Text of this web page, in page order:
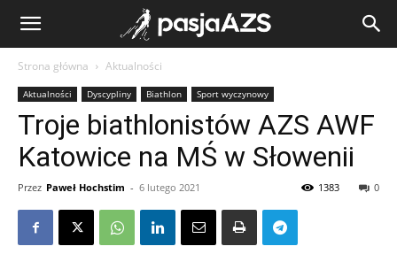
Strona główna Aktualności
Aktualności Dyscypliny Biathlon Sport wyczynowy
Troje biathlonistów AZS AWF
Katowice na MŚ w Słowenii
Przez Paweł Hochstim - 6 lutego 2021 0
1383